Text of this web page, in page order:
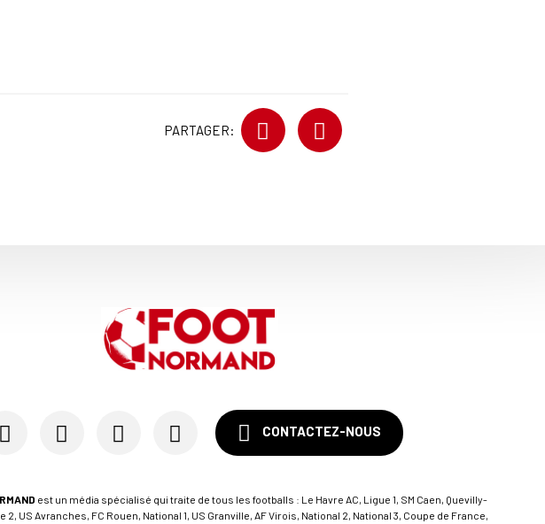
PARTAGER:
CONTACTEZ-NOUS
est un média spécialisé qui traite de tous les footballs : Le Havre AC, Ligue 1, SM Caen, Quevilly-
2, US Avranches, FC Rouen, National 1, US Granville, AF Virois, National 2, National 3, Coupe de France,